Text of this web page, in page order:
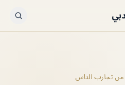
من تجارب الناس